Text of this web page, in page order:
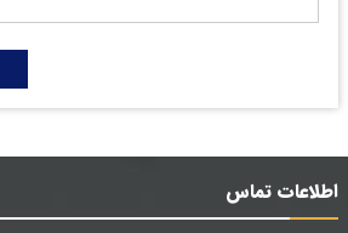
اطلاعات تماس